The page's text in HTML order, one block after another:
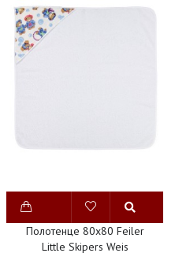
Полотенце 80x80 Feiler
Little Skipers Weis